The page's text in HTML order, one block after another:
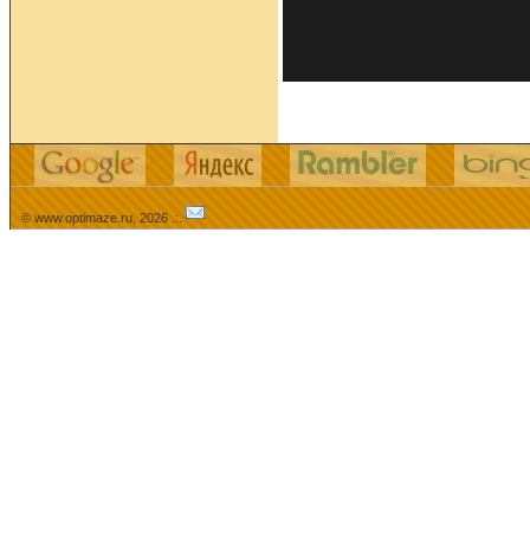
© www.optimaze.ru, 2026 .:.